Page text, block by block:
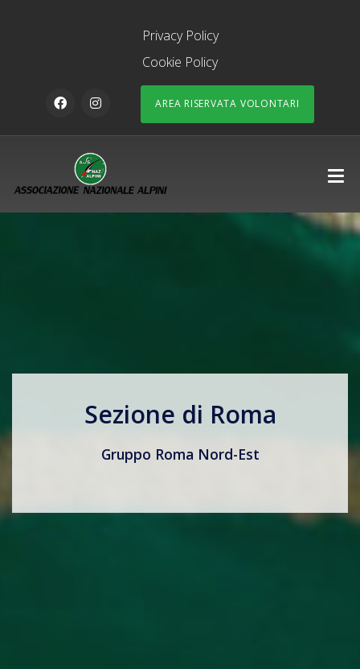
Privacy Policy
Cookie Policy
AREA RISERVATA VOLONTARI
Sezione di Roma
Gruppo Roma Nord-Est